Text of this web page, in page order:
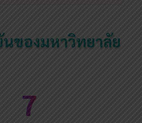
ของมหาวิทยาลัย
7